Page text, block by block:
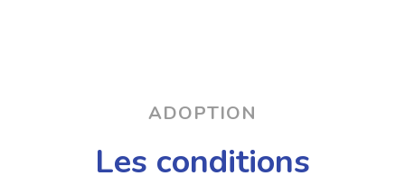
ADOPTION
Les conditions